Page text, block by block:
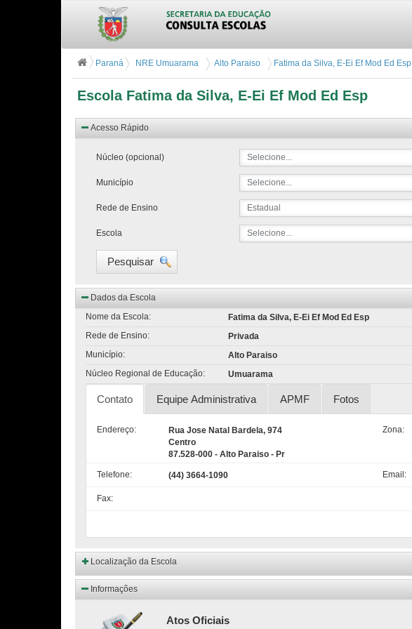
Escola Fatima da Silva, E-Ei Ef Mod Ed Esp
Paraná NRE Umuarama Alto Paraiso Fatima da Silva, E-Ei Ef Mod Ed Esp
Acesso Rápido
Núcleo (opcional) Selecione...
Município Selecione...
Rede de Ensino Estadual
Escola Selecione...
Pesquisar
Dados da Escola
Nome da Escola:
Fatima da Silva, E-Ei Ef Mod Ed Esp
Rede de Ensino:
Privada
Município:
Alto Paraiso
Núcleo Regional de Educação:
Umuarama
Contato Equipe Administrativa APMF Fotos
Endereço:
Rua Jose Natal Bardela, 974
Centro
87.528-000 - Alto Paraiso - Pr
Zona:
Telefone: (44) 3664-1090 Email:
Fax:
Localização da Escola
Informações
Atos Oficiais